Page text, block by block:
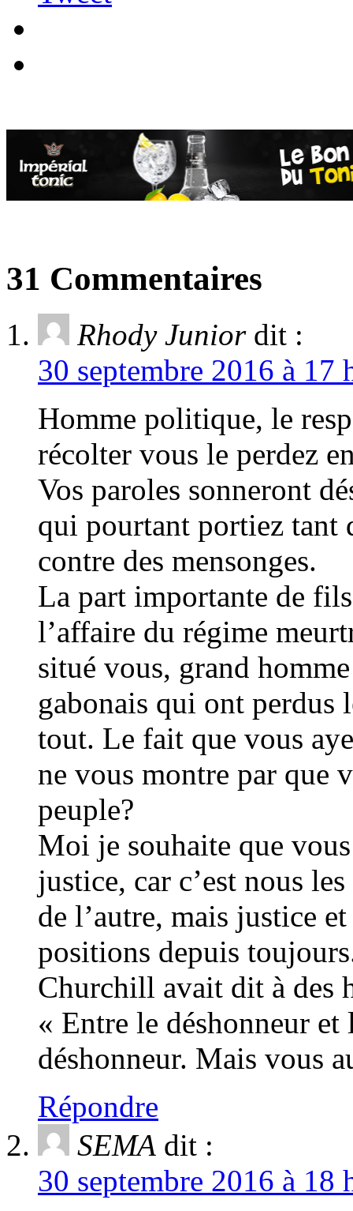
31 Commentaires
Rhody Junior dit :
30 septembre 2016 à
Homme politique, le
récolter vous le perdez
Vos paroles sonneront
qui pourtant portiez tant
contre des mensonges.
La part importante de
l’affaire du régime
situé vous, grand
gabonais qui ont perdus
tout. Le fait que vous
ne vous montre par que
peuple?
Moi je souhaite que
justice, car c’est nous
de l’autre, mais justice
positions depuis
Churchill avait dit à des
« Entre le déshonneur
déshonneur. Mais vous
Répondre
SEMA dit :
30 septembre 2016 à